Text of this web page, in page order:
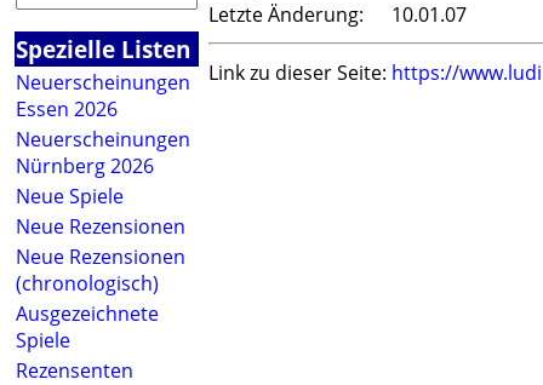
Spezielle Listen
Neuerscheinungen
Essen 2026
Neuerscheinungen
Nürnberg 2026
Neue Spiele
Neue Rezensionen
Neue Rezensionen
(chronologisch)
Ausgezeichnete
Spiele
Rezensenten
Letzte Änderung:
10.01.07
Link zu dieser Seite: https://